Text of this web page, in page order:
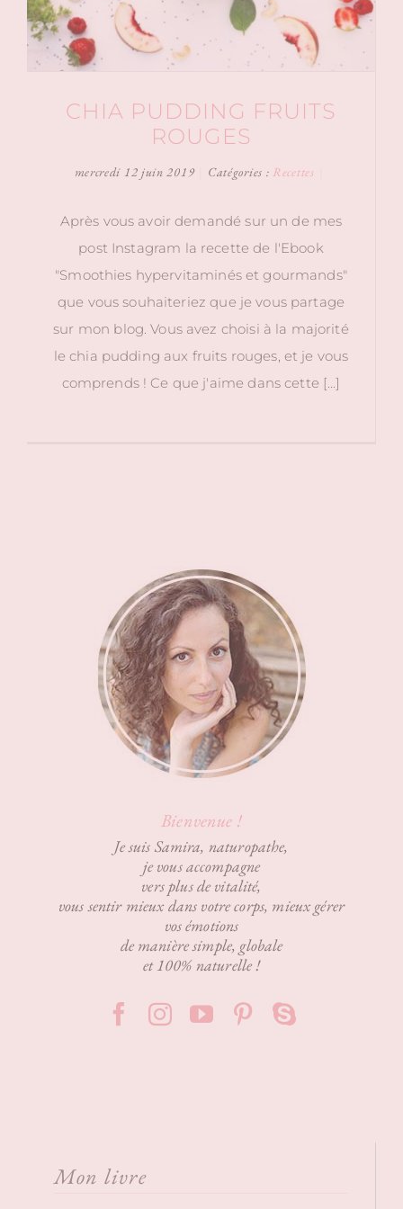
CHIA PUDDING FRUITS
ROUGES
mercredi 12 juin 2019 Catégories : Recettes
Après vous avoir demandé sur un de mes
post Instagram la recette de l'Ebook
"Smoothies hypervitaminés et gourmands"
que vous souhaiteriez que je vous partage
sur mon blog. Vous avez choisi à la majorité
le chia pudding aux fruits rouges, et je vous
comprends ! Ce que j'aime dans cette […]
Bienvenue !
Je suis Samira, naturopathe,
je vous accompagne
vers plus de vitalité,
vous sentir mieux dans votre corps, mieux gérer
vos émotions
de manière simple, globale
et 100% naturelle !
Mon livre